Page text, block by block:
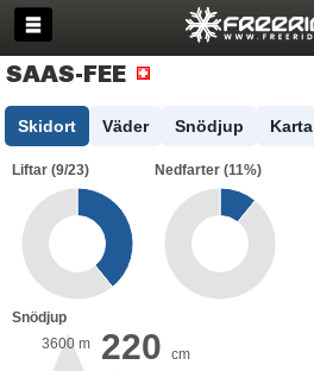
SAAS-FEE
Skidort Väder Snödjup Karta
Liftar (9/23) Nedfarter (11%)
Snödjup
3600 m 220 cm